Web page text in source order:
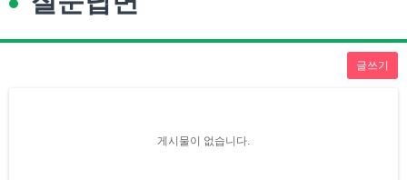
글쓰기
게시물이 없습니다.